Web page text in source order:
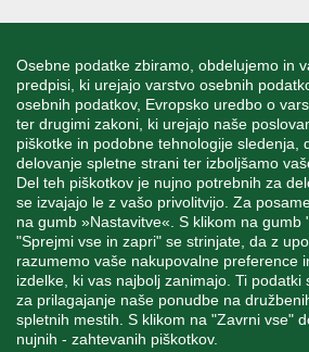
Osebne podatke zbiramo, obdelujemo in
predpisi, ki urejajo varstvo osebnih
osebnih podatkov, Evropsko uredbo o
ter drugimi zakoni, ki urejajo naše
piškotke in podobne tehnologije sledenja,
delovanje spletne strani ter izboljšamo
Del teh piškotkov je nujno potrebnih za
se izvajajo le z vašo privolitvijo. Za
na gumb »Nastavitve«. S klikom na gumb
"Sprejmi vse in zapri" se strinjate, da z
razumemo vaše nakupovalne preference
izdelke, ki vas najbolj zanimajo. Ti
za prilagajanje naše ponudbe na
spletnih mestih. S klikom na "Zavrni vse"
nujnih - zahtevanih piškotkov.
MOJ RAČUN
STORITEV ZA
SPREMLJAJTE